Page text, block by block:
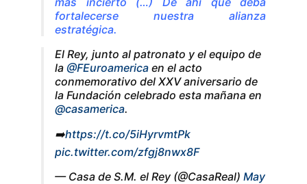
fortalecerse nuestra alianza
estratégica.
El Rey, junto al patronato y el equipo de
la @FEuroamerica en el acto
conmemorativo del XXV aniversario de
la Fundación celebrado esta mañana en
@casamerica.
➡️https://t.co/5iHyrvmtPk
pic.twitter.com/zfgj8nwx8F
— Casa de S.M. el Rey (@CasaReal) May